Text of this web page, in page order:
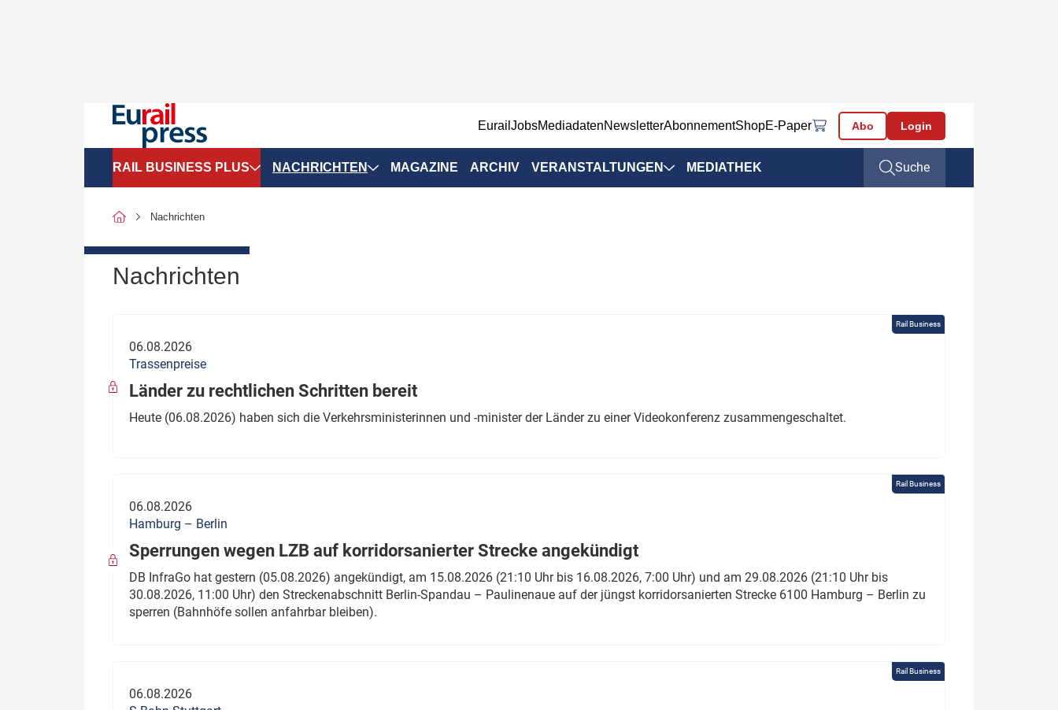
EurailJobsMediadatenNewsletterAbonnementShopE-Paper Abo Login
RAIL BUSINESS PLUS
SPNV-Marktdaten
Politik
wen?
Thema des Monats
Dossier: Generalsanierung
Dossier: ETCS
Dossier:
NACHRICHTEN MAGAZINE ARCHIV VERANSTALTUNGEN MEDIATHEK Suche
Nachrichten
Nachrichten
Rail Business
06.08.2026
Trassenpreise
Länder zu rechtlichen Schritten bereit
Heute (06.08.2026) haben sich die Verkehrsministerinnen und -minister der Länder zu einer Videokonferenz zusammengeschaltet.
Rail Business
06.08.2026
Hamburg – Berlin
Sperrungen wegen LZB auf korridorsanierter Strecke angekündigt
DB InfraGo hat gestern (05.08.2026) angekündigt, am 15.08.2026 (21:10 Uhr bis 16.08.2026, 7:00 Uhr) und am 29.08.2026 (21:10 Uhr bis
30.08.2026, 11:00 Uhr) den Streckenabschnitt Berlin-Spandau – Paulinenaue auf der jüngst korridorsanierten Strecke 6100 Hamburg – Berlin zu
sperren (Bahnhöfe sollen anfahrbar bleiben).
Rail Business
06.08.2026